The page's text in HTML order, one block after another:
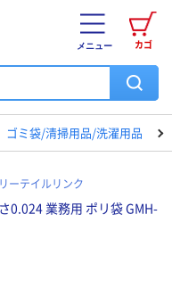
カゴ
メニュー
ゴミ袋/清掃用品/洗濯用品
ーテイルリンク
0.024 業務用 ポリ袋 GMH-